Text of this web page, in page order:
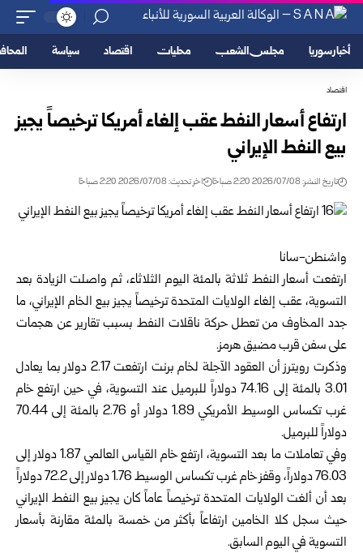
أخبار سوريا مجلس الشعب محليات اقتصاد سياسة
اقتصاد
ارتفاع أسعار النفط عقب إلغاء أمريكا ترخيصاً يجيز
بيع النفط الإيراني
تاريخ النشر: 2026/07/08 2:20 صباحًا اخر تحديث: 2026/07/08 2:20 صباحًا
واشنطن-سانا
ارتفعت أسعار النفط ثلاثة بالمئة اليوم الثلاثاء، ثم واصلت الزيادة بعد
التسوية، عقب إلغاء الولايات المتحدة ترخيصاً يجيز بيع الخام الإيراني، ما
جدد المخاوف من تعطل حركة ناقلات النفط بسبب تقارير عن هجمات
على سفن قرب مضيق هرمز.
وذكرت رويترز أن العقود الآجلة لخام برنت ارتفعت 2.17 دولار بما يعادل
3.01 بالمئة إلى 74.16 دولاراً للبرميل عند التسوية، في حين ارتفع خام
غرب تكساس الوسيط الأمريكي 1.89 دولار أو 2.76 بالمئة إلى 70.44
دولاراً للبرميل.
وفي تعاملات ما بعد التسوية، ارتفع خام القياس العالمي 1.87 دولار إلى
76.03 دولاراً، وقفز خام غرب تكساس الوسيط 1.76 دولار إلى 72.2 دولاراً
بعد أن ألغت الولايات المتحدة ترخيصاً عاماً كان يجيز بيع النفط الإيراني
حيث سجل كلا الخامين ارتفاعاً بأكثر من خمسة بالمئة مقارنة بأسعار
التسوية في اليوم السابق.